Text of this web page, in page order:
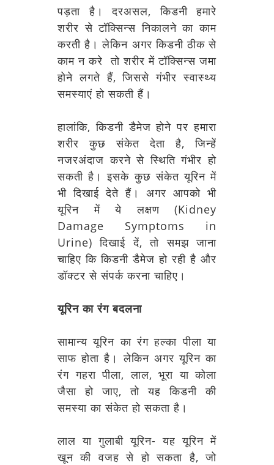
पड़ता है। दरअसल, किडनी हमारे
शरीर से टॉक्सिन्स निकालने का काम
करती है। लेकिन अगर किडनी ठीक से
काम न करे तो शरीर में टॉक्सिन्स जमा
होने लगते हैं, जिससे गंभीर स्वास्थ्य
समस्याएं हो सकती हैं।
हालांकि, किडनी डैमेज होने पर हमारा
शरीर कुछ संकेत देता है, जिन्हें
नजरअंदाज करने से स्थिति गंभीर हो
सकती है। इसके कुछ संकेत यूरिन में
भी दिखाई देते हैं। अगर आपको भी
यूरिन में ये लक्षण (Kidney
Damage Symptoms in
Urine) दिखाई दें, तो समझ जाना
चाहिए कि किडनी डैमेज हो रही है और
डॉक्टर से संपर्क करना चाहिए।
यूरिन का रंग बदलना
सामान्य यूरिन का रंग हल्का पीला या
साफ होता है। लेकिन अगर यूरिन का
रंग गहरा पीला, लाल, भूरा या कोला
जैसा हो जाए, तो यह किडनी की
समस्या का संकेत हो सकता है।
लाल या गुलाबी यूरिन- यह यूरिन में
खून की वजह से हो सकता है, जो